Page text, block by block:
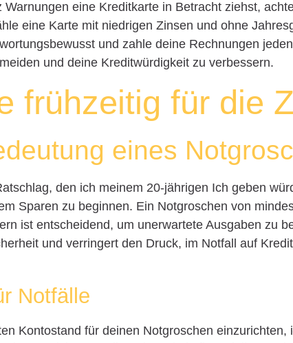
Warnungen eine Kreditkarte in Betracht ziehst,
eine Karte mit niedrigen Zinsen und ohne
und zahle deine Rechnungen
und deine Kreditwürdigkeit zu verbessern.
frühzeitig für die
eines
den ich meinem 20-jährigen Ich geben
Sparen zu beginnen. Ein Notgroschen von
ist entscheidend, um unerwartete Ausgaben zu
und verringert den Druck, im Notfall auf
Notfälle
Kontostand für deinen Notgroschen einzurichten,